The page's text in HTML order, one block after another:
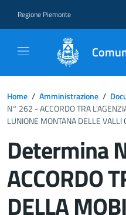
Regione Piemonte
Home / Amministrazione /
N° 262 - ACCORDO TRA
LUNIONE MONTANA DELLE VALLI
Determina
ACCORDO
DELLA